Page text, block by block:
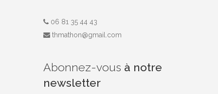
06 81 35 44 43
thmathon@gmail.com
Abonnez-vous à notre
newsletter